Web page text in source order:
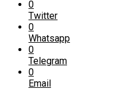
0
Twitter
0
Whatsapp
0
Telegram
0
Email